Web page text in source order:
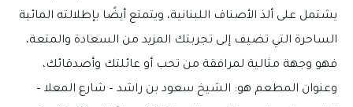
يشتمل على ألذ الأصناف اللبنانية، ويتمتع أيضًا بإطلالته المائية
الساحرة التي تضيف إلى تجربتك المزيد من السعادة والمتعة،
فهو وجهة مثالية لمرافقة من تحب أو عائلتك وأصدقائك،
وعنوان المطعم هو: الشيخ سعود بن راشد – شارع المعلا –